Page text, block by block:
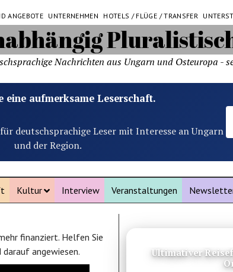
ANGEBOTE UNTERNEHMEN HOTELS / FLÜGE / TRANSFER
Nachrichten aus Ungarn und Osteuropa -
eine aufmerksame Leserschaft.
deutschsprachige Leser mit Interesse an Ungarn
und der Region.
Kultur Interview Veranstaltungen
finanziert. Helfen Sie
angewiesen.
Ultimativer